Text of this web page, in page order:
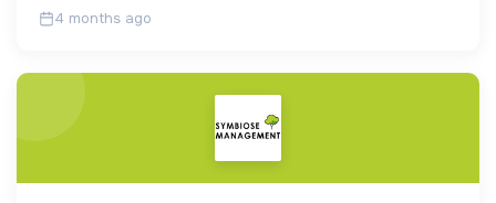
4 months ago